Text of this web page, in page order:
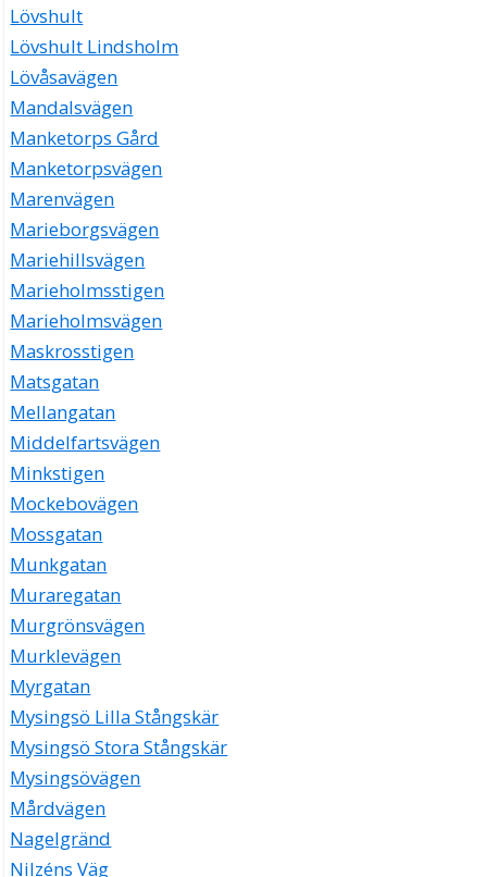
Lövshult
Lövshult Lindsholm
Lövåsavägen
Mandalsvägen
Manketorps Gård
Manketorpsvägen
Marenvägen
Marieborgsvägen
Mariehillsvägen
Marieholmsstigen
Marieholmsvägen
Maskrosstigen
Matsgatan
Mellangatan
Middelfartsvägen
Minkstigen
Mockebovägen
Mossgatan
Munkgatan
Muraregatan
Murgrönsvägen
Murklevägen
Myrgatan
Mysingsö Lilla Stångskär
Mysingsö Stora Stångskär
Mysingsövägen
Mårdvägen
Nagelgränd
Nilzéns Väg